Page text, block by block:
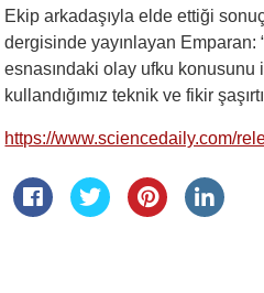
Ekip arkadaşıyla elde ettiği
dergisinde yayınlayan Emparan:
esnasındaki olay ufku konusunu
kullandığımız teknik ve fikir
https://www.sciencedaily.com/